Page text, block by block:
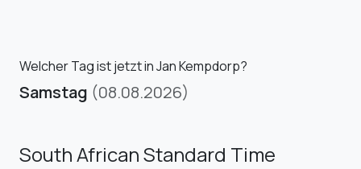
Welcher Tag ist jetzt in Jan Kempdorp?
Samstag (08.08.2026)
South African Standard Time